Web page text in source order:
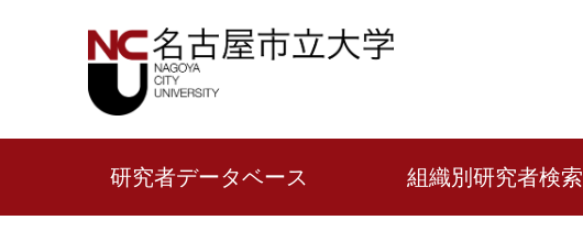
研究者データベース 組織別研究者検索